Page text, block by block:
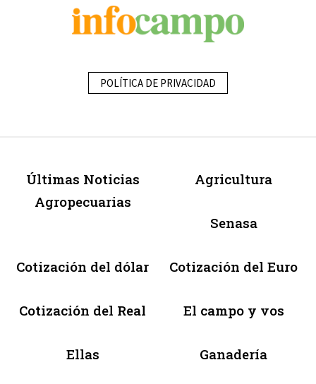
POLÍTICA DE PRIVACIDAD
Últimas Noticias
Agropecuarias
Agricultura
Senasa
Cotización del dólar Cotización del Euro
Cotización del Real El campo y vos
Ellas Ganadería